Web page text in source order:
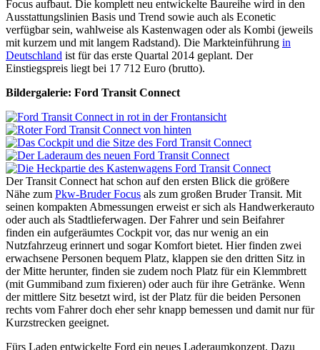
Focus aufbaut. Die komplett neu entwickelte Baureihe wird in den
Ausstattungslinien Basis und Trend sowie auch als Econetic
verfügbar sein, wahlweise als Kastenwagen oder als Kombi (jeweils
mit kurzem und mit langem Radstand). Die Markteinführung in
Deutschland ist für das erste Quartal 2014 geplant. Der
Einstiegspreis liegt bei 17 712 Euro (brutto).
Bildergalerie: Ford Transit Connect
Der Transit Connect hat schon auf den ersten Blick die größere
Nähe zum Pkw-Bruder Focus als zum großen Bruder Transit. Mit
seinen kompakten Abmessungen erweist er sich als Handwerkerauto
oder auch als Stadtlieferwagen. Der Fahrer und sein Beifahrer
finden ein aufgeräumtes Cockpit vor, das nur wenig an ein
Nutzfahrzeug erinnert und sogar Komfort bietet. Hier finden zwei
erwachsene Personen bequem Platz, klappen sie den dritten Sitz in
der Mitte herunter, finden sie zudem noch Platz für ein Klemmbrett
(mit Gummiband zum fixieren) oder auch für ihre Getränke. Wenn
der mittlere Sitz besetzt wird, ist der Platz für die beiden Personen
rechts vom Fahrer doch eher sehr knapp bemessen und damit nur für
Kurzstrecken geeignet.
Fürs Laden entwickelte Ford ein neues Laderaumkonzept. Dazu